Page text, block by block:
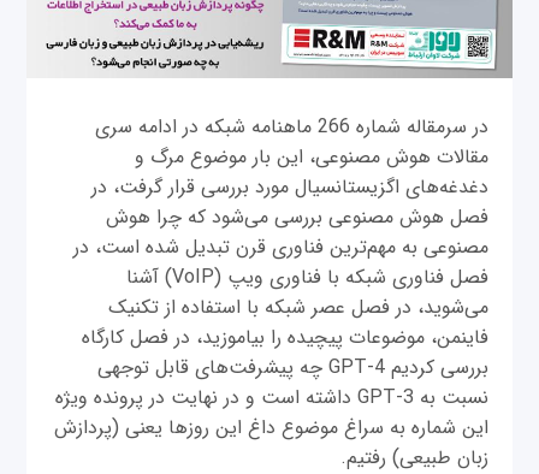
در سرمقاله شماره 266 ماهنامه شبکه در ادامه سری
مقالات هوش مصنوعی، این بار موضوع مرگ و
دغدغه‌های اگزیستانسیال مورد بررسی قرار گرفت، در
فصل هوش مصنوعی بررسی ‌می‌شود که چرا هوش
مصنوعی به مهم‌ترین فناوری قرن تبدیل شده است، در
فصل فناوری شبکه با فناوری ویپ (VoIP) آشنا
می‌شوید، در فصل عصر شبکه با استفاده از تکنیک
فاینمن، موضوعات پیچیده را بیاموزید، در فصل کارگاه
بررسی کردیم GPT-4 چه پیشرفت‌های قابل توجهی
نسبت به GPT-3 داشته است و در نهایت در پرونده ویژه
این شماره به سراغ موضوع داغ این روز‌ها یعنی (پردازش
زبان طبیعی) رفتیم.